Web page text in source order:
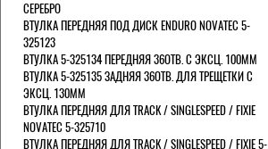
СЕРЕБРО
ВТУЛКА ПЕРЕДНЯЯ ПОД ДИСК ENDURO NOVATEC 5-
325123
ВТУЛКА 5-325134 ПЕРЕДНЯЯ 36ОТВ. С ЭКСЦ. 100ММ
ВТУЛКА 5-325135 ЗАДНЯЯ 36ОТВ. ДЛЯ ТРЕЩЕТКИ С
ЭКСЦ. 130ММ
ВТУЛКА ПЕРЕДНЯЯ ДЛЯ TRACK / SINGLESPEED / FIXIE
NOVATEC 5-325710
ВТУЛКА ПЕРЕДНЯЯ ДЛЯ TRACK / SINGLESPEED / FIXIE 5-